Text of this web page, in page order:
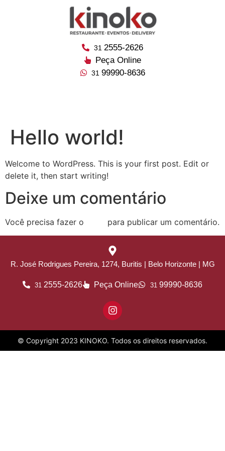
31 2555-2626
Peça Online
3199990-8636
Hello world!
Welcome to WordPress. This is your first post. Edit or
delete it, then start writing!
Deixe um comentário
Você precisa fazer o para publicar um comentário.
R. José Rodrigues Pereira, 1274, Buritis | Belo Horizonte | MG
31 2555-2626 Peça Online 3199990-8636
© Copyright 2023 KINOKO. Todos os direitos reservados.